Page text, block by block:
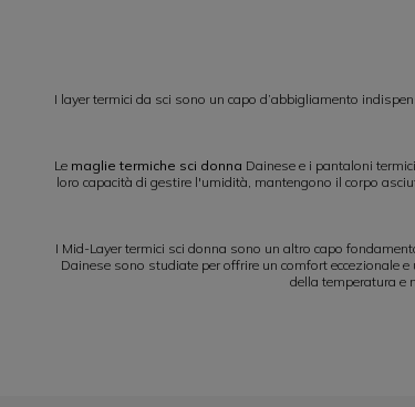
I layer termici da sci sono un capo d’abbigliamento
Le maglie termiche sci donna Dainese e i pantaloni
loro capacità di gestire l'umidità, mantengono il corpo
I Mid-Layer termici sci donna sono un altro capo
Dainese sono studiate per offrire un comfort eccezionale
della temperatura e